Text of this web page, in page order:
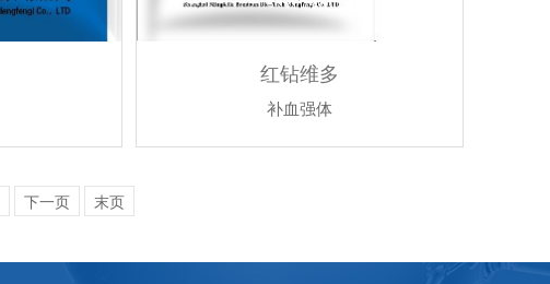
红钻维多
补血强体
下一页 末页